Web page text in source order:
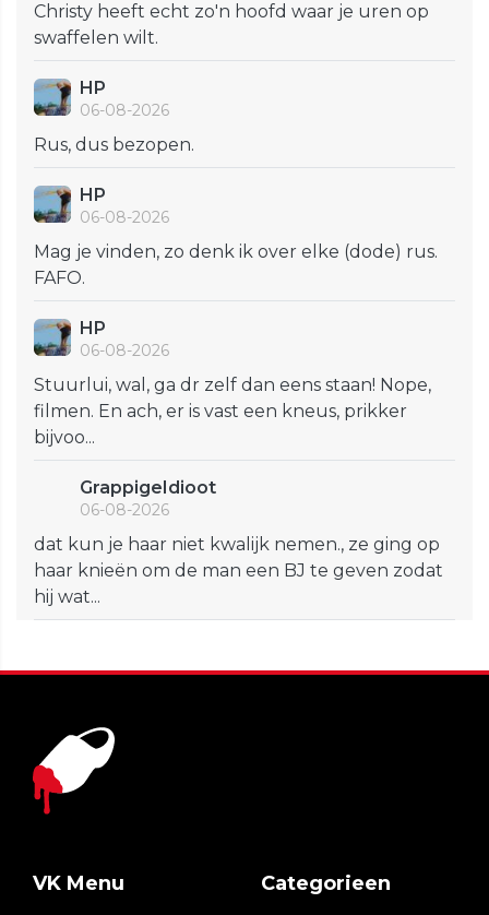
Christy heeft echt zo'n hoofd waar je uren op
swaffelen wilt.
HP
06-08-2026
Rus, dus bezopen.
HP
06-08-2026
Mag je vinden, zo denk ik over elke (dode) rus.
FAFO.
HP
06-08-2026
Stuurlui, wal, ga dr zelf dan eens staan! Nope,
filmen. En ach, er is vast een kneus, prikker
bijvoo...
GrappigeIdioot
06-08-2026
dat kun je haar niet kwalijk nemen., ze ging op
haar knieën om de man een BJ te geven zodat
hij wat...
VK Menu Categorieen